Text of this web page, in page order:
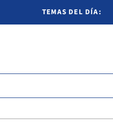
TEMAS DEL DÍA: